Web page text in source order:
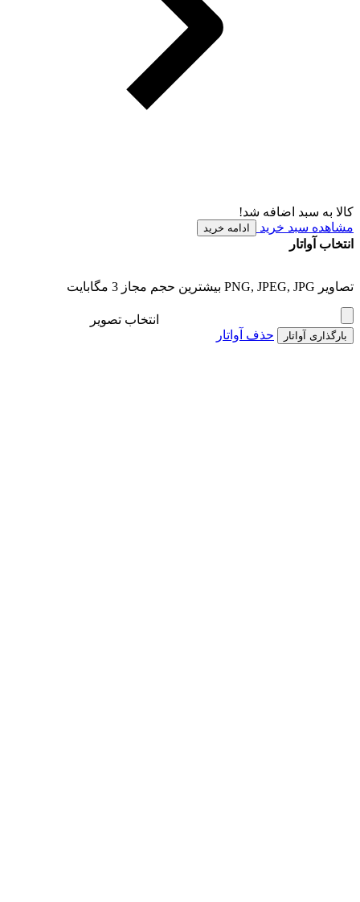
کالا به سبد اضافه شد!
مشاهده سبد خرید
ادامه خرید
انتخاب آواتار
تصاویر PNG, JPEG, JPG بیشترین حجم مجاز 3 مگابایت
انتخاب تصویر
بارگذاری آواتار حذف آواتار